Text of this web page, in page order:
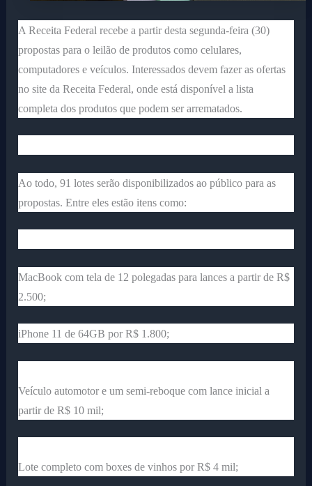
A Receita Federal recebe a partir desta segunda-feira (30)
propostas para o leilão de produtos como celulares,
computadores e veículos. Interessados devem fazer as ofertas
no site da Receita Federal, onde está disponível a lista
completa dos produtos que podem ser arrematados.
Ao todo, 91 lotes serão disponibilizados ao público para as
propostas. Entre eles estão itens como:
MacBook com tela de 12 polegadas para lances a partir de R$
2.500;
iPhone 11 de 64GB por R$ 1.800;
Veículo automotor e um semi-reboque com lance inicial a
partir de R$ 10 mil;
Lote completo com boxes de vinhos por R$ 4 mil;